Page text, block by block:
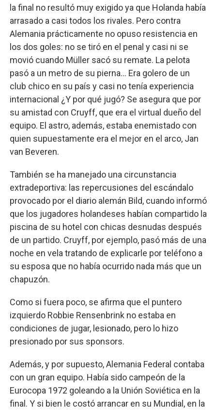
la final no resultó muy exigido ya que Holanda había
arrasado a casi todos los rivales. Pero contra
Alemania prácticamente no opuso resistencia en
los dos goles: no se tiró en el penal y casi ni se
movió cuando Müller sacó su remate. La pelota
pasó a un metro de su pierna... Era golero de un
club chico en su país y casi no tenía experiencia
internacional ¿Y por qué jugó? Se asegura que por
su amistad con Cruyff, que era el virtual dueño del
equipo. El astro, además, estaba enemistado con
quien supuestamente era el mejor en el arco, Jan
van Beveren.
También se ha manejado una circunstancia
extradeportiva: las repercusiones del escándalo
provocado por el diario alemán Bild, cuando informó
que los jugadores holandeses habían compartido la
piscina de su hotel con chicas desnudas después
de un partido. Cruyff, por ejemplo, pasó más de una
noche en vela tratando de explicarle por teléfono a
su esposa que no había ocurrido nada más que un
chapuzón.
Como si fuera poco, se afirma que el puntero
izquierdo Robbie Rensenbrink no estaba en
condiciones de jugar, lesionado, pero lo hizo
presionado por sus sponsors.
Además, y por supuesto, Alemania Federal contaba
con un gran equipo. Había sido campeón de la
Eurocopa 1972 goleando a la Unión Soviética en la
final. Y si bien le costó arrancar en su Mundial, en la